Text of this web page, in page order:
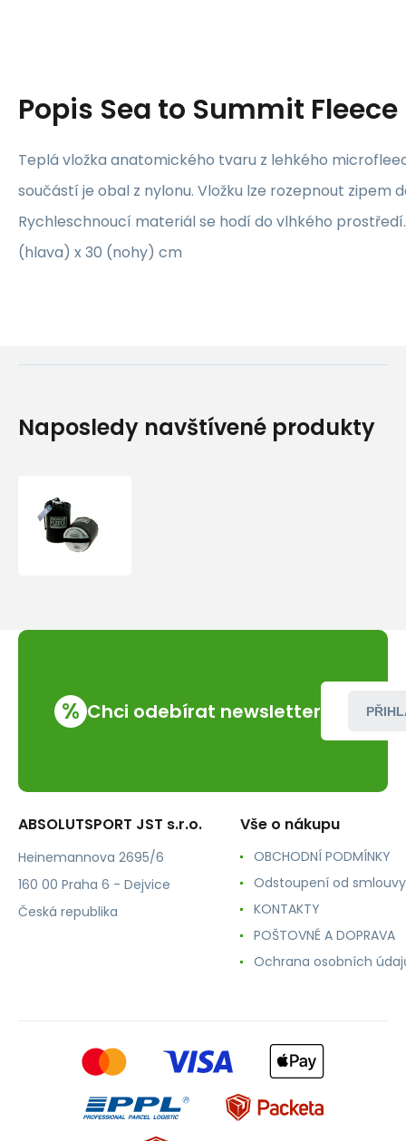
Popis Sea to Summit Fleece
Teplá vložka anatomického tvaru z lehkého
součástí je obal z nylonu. Vložku lze rozepnout zipem
Rychleschnoucí materiál se hodí do vlhkého
(hlava) x 30 (nohy) cm
Naposledy navštívené produkty
% Chci odebírat newsletter
ABSOLUTSPORT JST s.r.o.
Heinemannova 2695/6
160 00 Praha 6 - Dejvice
Česká republika
Vše o nákupu
OBCHODNÍ PODMÍNKY
Odstoupení od smlouvy
KONTAKTY
POŠTOVNÉ A DOPRAVA
Ochrana osobních